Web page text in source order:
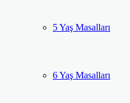
5 Yaş Masalları
6 Yaş Masalları